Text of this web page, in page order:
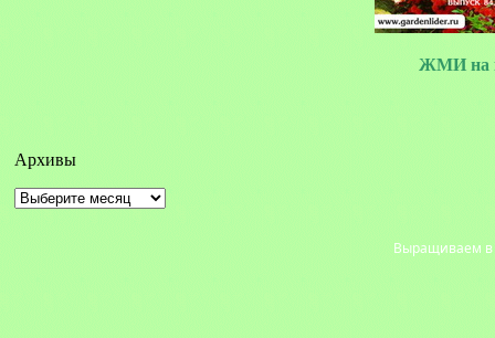
ЖМИ на
Архивы
Архивы
Выращиваем в